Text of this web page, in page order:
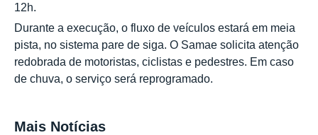
12h.
Durante a execução, o fluxo de veículos estará em meia
pista, no sistema pare de siga. O Samae solicita atenção
redobrada de motoristas, ciclistas e pedestres. Em caso
de chuva, o serviço será reprogramado.
Mais Notícias